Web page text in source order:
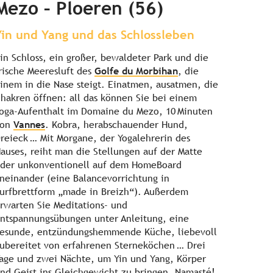
– Ploeren (56)
und Yang und das Schlossleben
Schloss, ein großer, bewaldeter Park und die
Meeresluft des Golfe du Morbihan, die
in die Nase steigt. Einatmen, ausatmen, die
öffnen: all das können Sie bei einem
Aufenthalt im Domaine du Mezo, 10 Minuten
Vannes. Kobra, herabschauender Hund,
… Mit Morgane, der Yogalehrerin des
reiht man die Stellungen auf der Matte
unkonventionell auf dem HomeBoard
(eine Balancevorrichtung in
„made in Breizh“). Außerdem
Sie Meditations- und
unter Anleitung, eine
entzündungshemmende Küche, liebevoll
von erfahrenen Sterneköchen … Drei
und zwei Nächte, um Yin und Yang, Körper